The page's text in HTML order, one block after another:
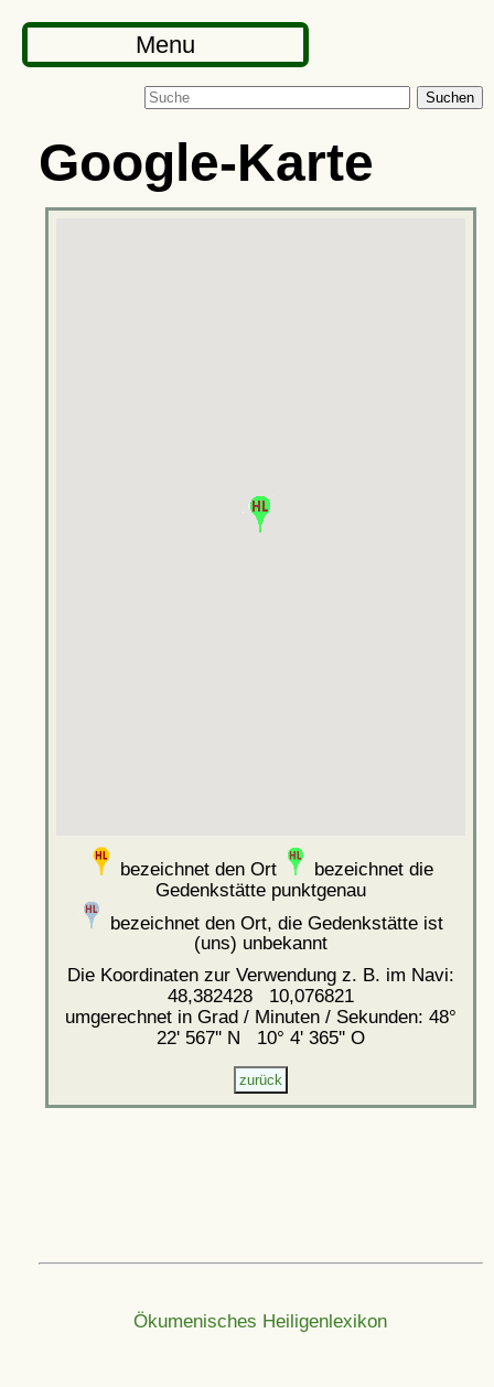
Menu
Suchen
Google-Karte
bezeichnet den Ort
bezeichnet die
Gedenkstätte punktgenau
bezeichnet den Ort, die Gedenkstätte ist
(uns) unbekannt
Die Koordinaten zur Verwendung z. B. im Navi:
48,382428 10,076821
umgerechnet in Grad / Minuten / Sekunden: 48°
22' 567'' N 10° 4' 365'' O
Ökumenisches Heiligenlexikon